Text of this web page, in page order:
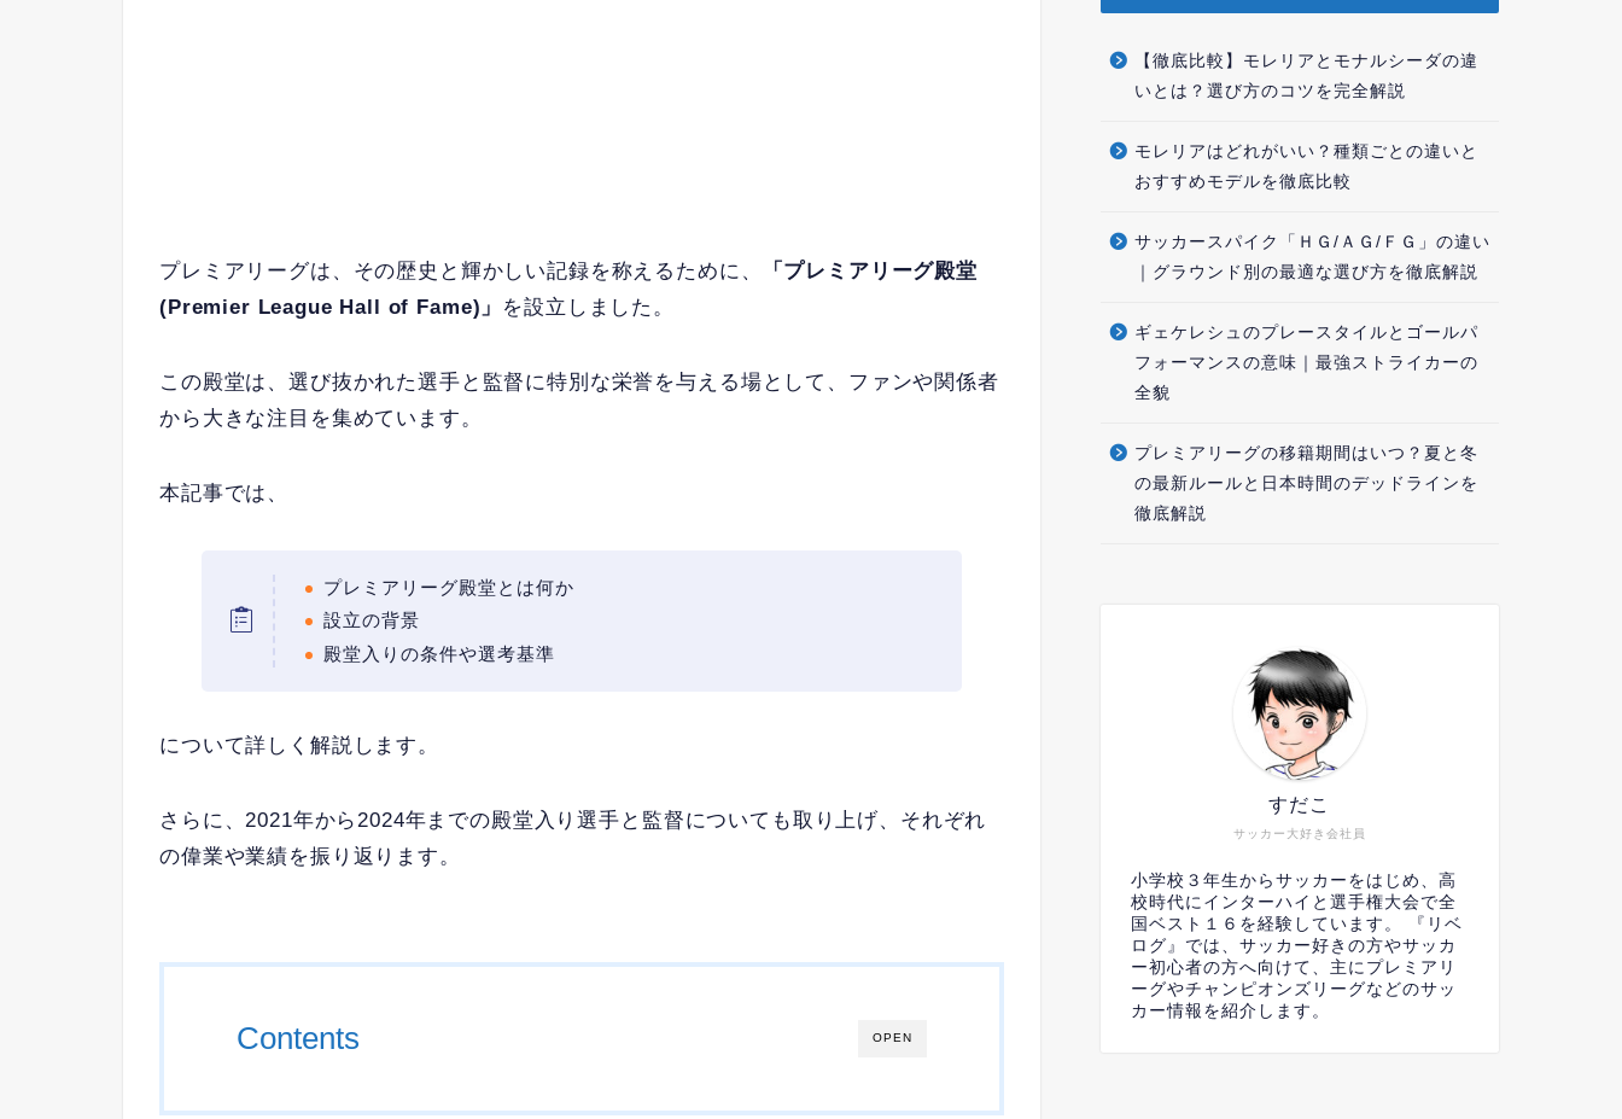
プレミアリーグは、その歴史と輝かしい記録を称えるために、
「プレミアリーグ殿堂
(Premier League Hall of Fame)」 を設立しました。
この殿堂は、選び抜かれた選手と監督に特別な栄誉を与える場として、ファンや関係者
から大きな注目を集めています。
本記事では、
プレミアリーグ殿堂とは何か
設立の背景
殿堂入りの条件や選考基準
について詳しく解説します。
さらに、2021年から2024年までの殿堂入り選手と監督についても取り上げ、それぞれ
の偉業や業績を振り返ります。
OPEN
Contents
【徹底比較】モレリアとモナルシーダの違
いとは？選び方のコツを完全解説
モレリアはどれがいい？種類ごとの違いと
おすすめモデルを徹底比較
サッカースパイク「ＨＧ/ＡＧ/ＦＧ」の違い
｜グラウンド別の最適な選び方を徹底解説
ギェケレシュのプレースタイルとゴールパ
フォーマンスの意味｜最強ストライカーの
全貌
プレミアリーグの移籍期間はいつ？夏と冬
の最新ルールと日本時間のデッドラインを
徹底解説
サッカー大好き会社員
すだこ
小学校３年生からサッカーをはじめ、高
校時代にインターハイと選手権大会で全
国ベスト１６を経験しています。 『リベ
ログ』では、サッカー好きの方やサッカ
ー初心者の方へ向けて、主にプレミアリ
ーグやチャンピオンズリーグなどのサッ
カー情報を紹介します。